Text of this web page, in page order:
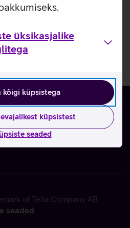
üksikasjalike
kõigi küpsistega
küpsistest
seaded
of Telia Company AB
seaded